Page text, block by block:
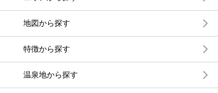
地図から探す
特徴から探す
温泉地から探す